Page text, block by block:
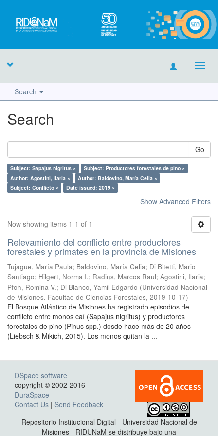
Search
Search
Go
Subject: Sapajus nigritus ×
Subject: Productores forestales de pino ×
Author: Agostini, Ilaria ×
Author: Baldovino, María Celia ×
Subject: Conflicto ×
Date issued: 2019 ×
Show Advanced Filters
Now showing items 1-1 of 1
Relevamiento del conflicto entre productores
forestales y primates en la provincia de Misiones
Tujague, María Paula; Baldovino, María Celia; Di Bitetti, Mario
Santiago; Hilgert, Norma I.; Radins, Marcos Raul; Agostini, Ilaria;
Pfoh, Romina V.; Di Blanco, Yamil Edgardo (Universidad Nacional
de Misiones. Facultad de Ciencias Forestales, 2019-10-17)
El Bosque Atlántico de Misiones ha registrado episodios de
conflicto entre monos caí (Sapajus nigritus) y productores
forestales de pino (Pinus spp.) desde hace más de 20 años
(Liebsch & Mikich, 2015). Los monos quitan la ...
DSpace software
copyright © 2002-2016
DuraSpace
Contact Us | Send Feedback
Repositorio Institucional Digital - Universidad Nacional de
Misiones - RIDUNaM se distribuye bajo una